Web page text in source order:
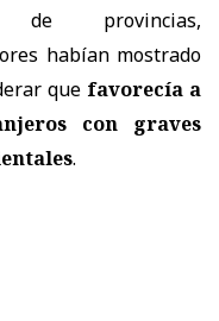
de provincias,
habían mostrado
que favorecía a
con graves
.